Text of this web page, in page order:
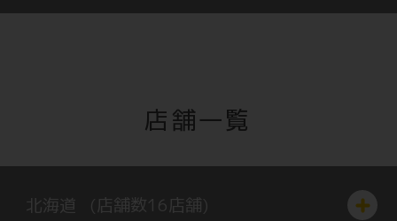
店舗一覧
北海道 (店舗数 16店舗)